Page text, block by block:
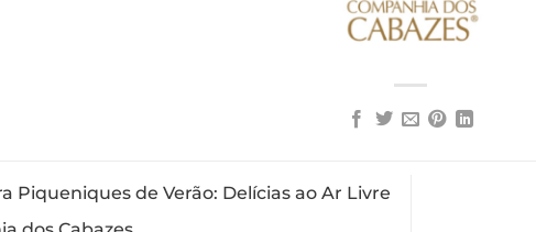
Piqueniques de Verão: Delícias ao Ar Livre